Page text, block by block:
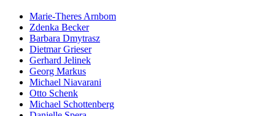
Marie-Theres Arnbom
Zdenka Becker
Barbara Dmytrasz
Dietmar Grieser
Gerhard Jelinek
Georg Markus
Michael Niavarani
Otto Schenk
Michael Schottenberg